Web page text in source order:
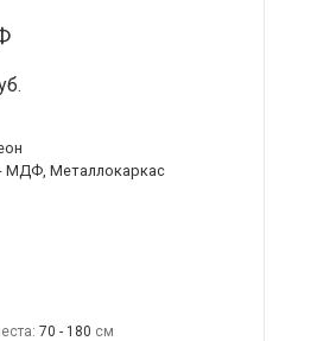
МДФ, Металлокаркас
70 - 180